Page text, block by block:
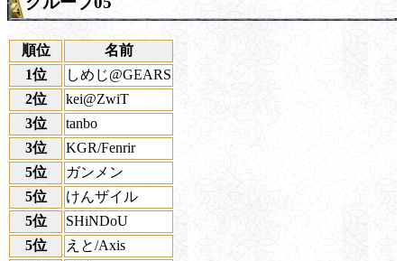
順位
名前
1位
しめじ@GEARS
2位
kei@ZwiT
3位
tanbo
3位
KGR/Fenrir
5位
ガンメン
5位
けんザイル
5位
SHiNDoU
5位
えと/Axis